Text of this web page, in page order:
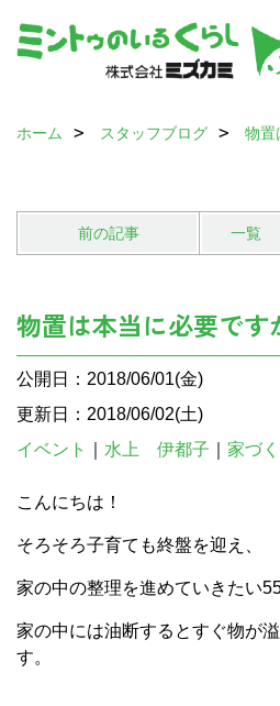
ホーム スタッフブログ 物置
前の記事 一覧
物置は本当に必要です
公開日：2018/06/01(金)
更新日：2018/06/02(土)
イベント
水上 伊都子 家づ
こんにちは！
そろそろ子育ても終盤を迎え、
家の中の整理を進めていきたい
家の中には油断するとすぐ物が
す。